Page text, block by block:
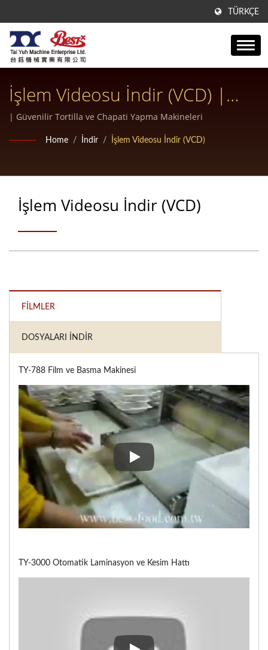
TÜRKÇE
İşlem Videosu İndir (VCD) |
Profesyonel Fırınlar Için
Gelişmiş Milföy Makinesi
| Güvenilir Tortilla ve Chapati Yapma Makineleri
Home / İndir / İşlem Videosu İndir (VCD)
İşlem Videosu İndir (VCD)
FILMLER
DOSYALARI İNDIR
TY-788 Film ve Basma Makinesi
TY-788 Film ve Basma Makinesi
TY-3000 Otomatik Laminasyon ve Kesim Hattı